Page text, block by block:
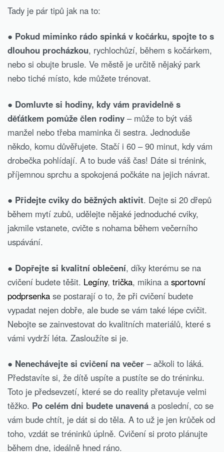
Tady je pár tipů jak na to:
● Pokud miminko rádo spinká v kočárku, spojte to s
dlouhou procházkou, rychlochůzí, během s kočárkem,
nebo si obujte brusle. Ve městě je určitě nějaký park
nebo tiché místo, kde můžete trénovat.
● Domluvte si hodiny, kdy vám pravidelně s
děťátkem pomůže člen rodiny – může to být váš
manžel nebo třeba maminka či sestra. Jednoduše
někdo, komu důvěřujete. Stačí i 60 – 90 minut, kdy vám
drobečka pohlídají. A to bude váš čas! Dáte si trénink,
příjemnou sprchu a spokojená počkáte na jejich návrat.
● Přidejte cviky do běžných aktivit. Dejte si 20 dřepů
během mytí zubů, udělejte nějaké jednoduché cviky,
jakmile vstanete, cvičte s nohama během večerního
uspávání.
● Dopřejte si kvalitní oblečení, díky kterému se na
cvičení budete těšit. Legíny, trička, mikina a sportovní
podprsenka se postarají o to, že při cvičení budete
vypadat nejen dobře, ale bude se vám také lépe cvičit.
Nebojte se zainvestovat do kvalitních materiálů, které s
vámi vydrží léta. Zasloužíte si je.
● Nenechávejte si cvičení na večer – ačkoli to láká.
Představíte si, že dítě uspíte a pustíte se do tréninku.
Toto je předsevzetí, které se do reality přetavuje velmi
těžko. Po celém dni budete unavená a poslední, co se
vám bude chtít, je dát si do těla. A to už je jen krůček od
toho, vzdát se tréninků úplně. Cvičení si proto plánujte
během dne, ideálně hned ráno.